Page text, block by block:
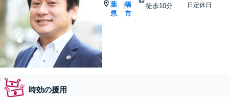
葉
県
|橋
市
徒歩10分
日定休日
時効の援用